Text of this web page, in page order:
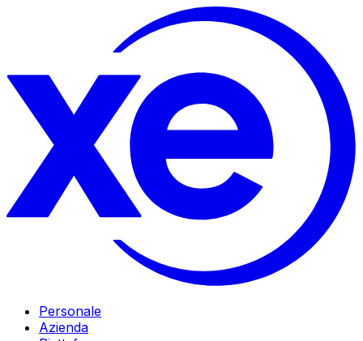
Personale
Azienda